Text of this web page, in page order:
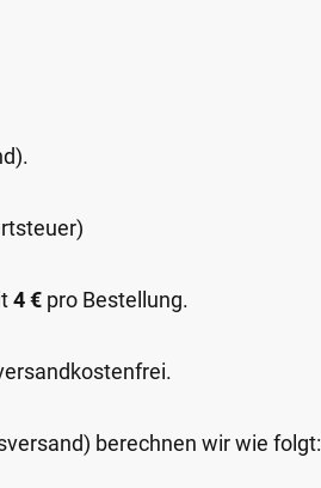
4 € pro Bestellung.
berechnen wir wie folgt: